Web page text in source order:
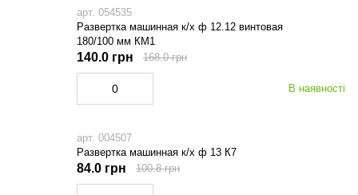
арт. 054535
Развертка машинная к/х ф 12.12 винтовая
180/100 мм КМ1
В наявності
140.0 грн 168.0 грн
арт. 004507
Развертка машинная к/х ф 13 К7
84.0 грн 100.8 грн